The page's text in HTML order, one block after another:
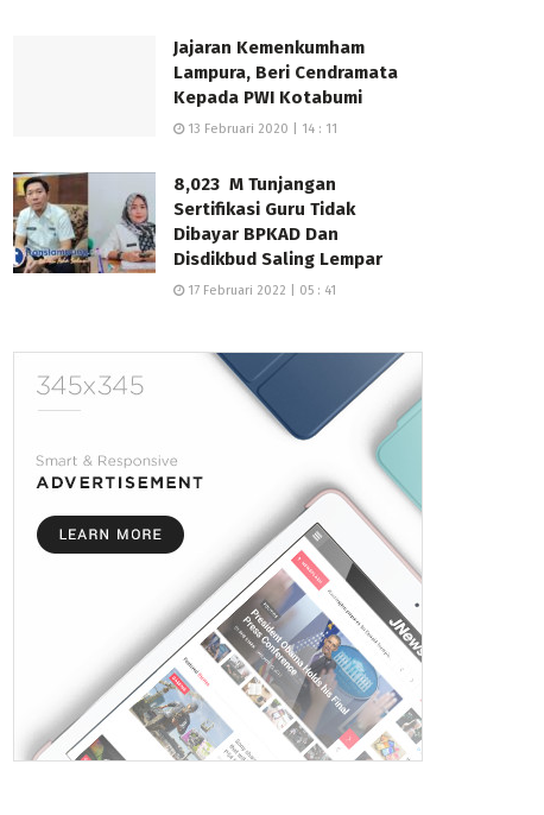
Jajaran Kemenkumham
Lampura, Beri Cendramata
Kepada PWI Kotabumi
13 Februari 2020 | 14 : 11
8,023 M Tunjangan
Sertifikasi Guru Tidak
Dibayar BPKAD Dan
Disdikbud Saling Lempar
17 Februari 2022 | 05 : 41